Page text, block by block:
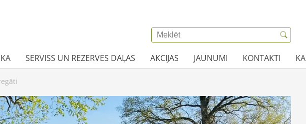
SERVISS UN REZERVES DAĻAS AKCIJAS JAUNUMI KONTAKTI